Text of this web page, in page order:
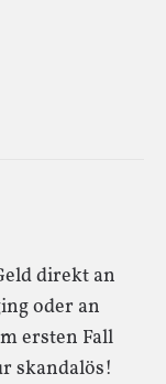
direkt an
oder an
ersten Fall
skandalös!